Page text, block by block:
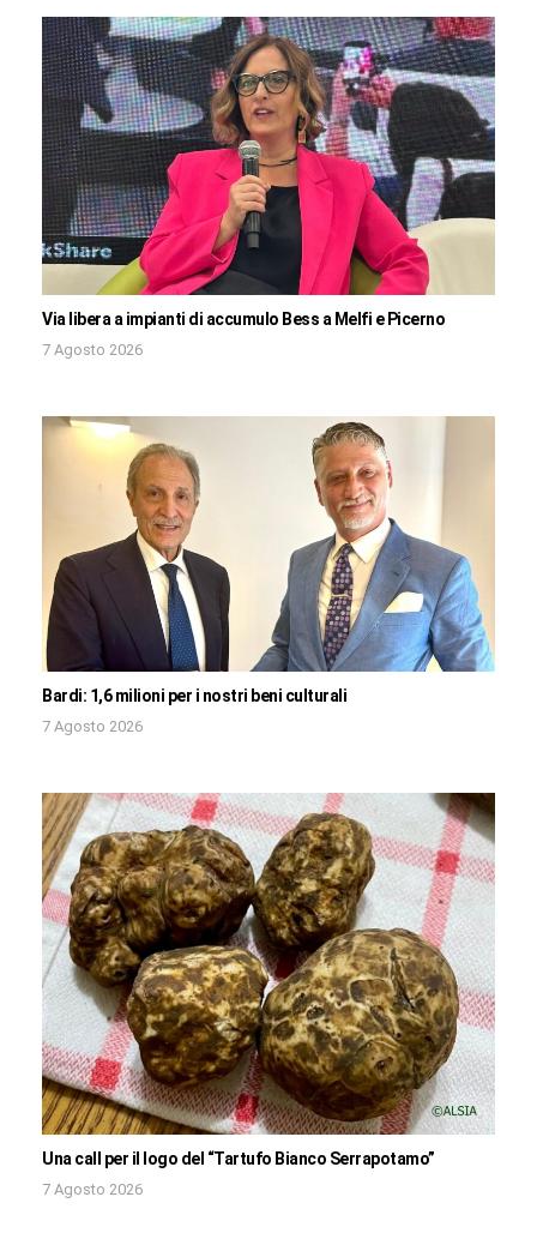
Via libera a impianti di accumulo Bess a Melfi e Picerno
7 Agosto 2026
Bardi: 1,6 milioni per i nostri beni culturali
7 Agosto 2026
Una call per il logo del “Tartufo Bianco Serrapotamo”
7 Agosto 2026